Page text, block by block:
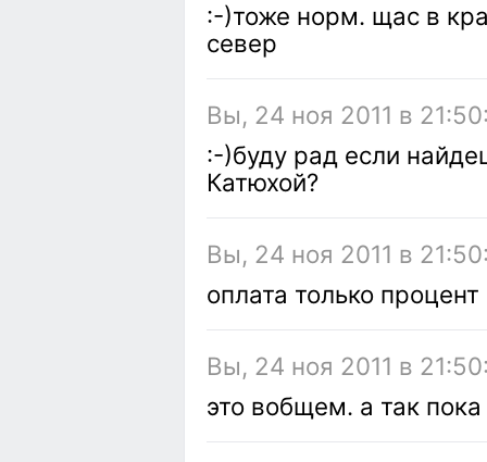
:-)тоже норм. щас в
север
Вы, 24 ноя 2011 в
:-)буду рад если
Катюхой?
Вы, 24 ноя 2011 в
оплата только
Вы, 24 ноя 2011 в
это вобщем. а так